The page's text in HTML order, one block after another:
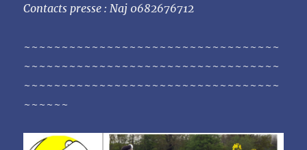
Contacts presse : Naj 0682676712
~~~~~~~~~~~~~~~~~~~~~~~~~~~~~~~~~~
~~~~~~~~~~~~~~~~~~~~~~~~~~~~~~~~~~
~~~~~~~~~~~~~~~~~~~~~~~~~~~~~~~~~~
~~~~~~